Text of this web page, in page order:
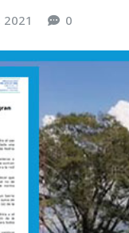
2021 0